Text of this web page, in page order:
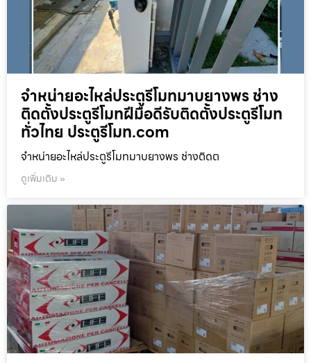
จำหน่ายอะไหล่ประตูรีโมทมาบยางพร ช่าง
ติดตั้งประตูรีโมทฝีมือดีรับติดตั้งประตูรีโมท
ทั่วไทย ประตูรีโมท.com
จำหน่ายอะไหล่ประตูรีโมทมาบยางพร ช่างติดต
ดูเพิ่มเติม »